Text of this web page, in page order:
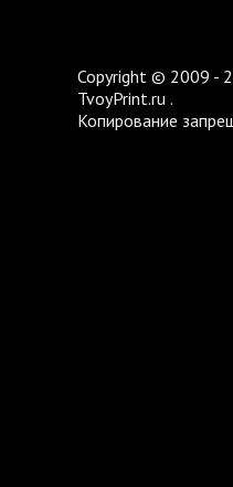
Copyright © 2009 -
TvoyPrint.ru .
Копирование